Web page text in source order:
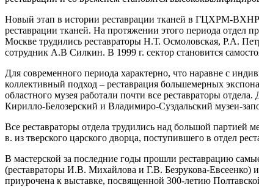
Новый этап в истории реставрации тканей в ГЦХРМ-ВХНРЦ
реставрации тканей. На протяжении этого периода отдел
Москве трудились реставраторы Н.Т. Осмоловская, Р.А.
сотрудник А.В Силкин. В 1999 г. сектор становится
Для современного периода характерно, что наравне с
коллективный подход – реставрация большемерных
областного музея работали почти все реставраторы
Кирилло-Белозерский и Владимиро-Суздальский музеи-
Все реставраторы отдела трудились над большой
в. из тверского царского дворца, поступившего в отдел
В мастерской за последние годы прошли реставрацию
(реставраторы И.В. Михайлова и Г.В. Безрукова-Евсеенко)
приурочена к выставке, посвященной 300-летию